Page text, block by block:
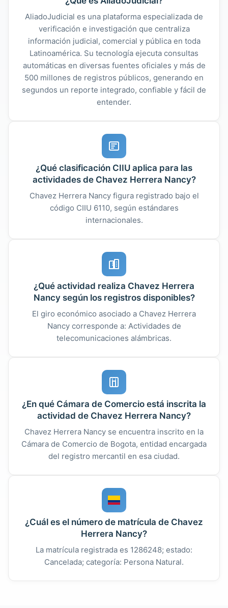
AliadoJudicial es una plataforma especializada de
verificación e investigación que centraliza
información judicial, comercial y pública en toda
Latinoamérica. Su tecnología ejecuta consultas
automáticas en diversas fuentes oficiales y más de
500 millones de registros públicos, generando en
segundos un reporte integrado, confiable y fácil de
entender.
¿Qué clasificación CIIU aplica para las
actividades de Chavez Herrera Nancy?
Chavez Herrera Nancy figura registrado bajo el
código CIIU 6110, según estándares
internacionales.
¿Qué actividad realiza Chavez Herrera
Nancy según los registros disponibles?
El giro económico asociado a Chavez Herrera
Nancy corresponde a: Actividades de
telecomunicaciones alámbricas.
¿En qué Cámara de Comercio está inscrita la
actividad de Chavez Herrera Nancy?
Chavez Herrera Nancy se encuentra inscrito en la
Cámara de Comercio de Bogota, entidad encargada
del registro mercantil en esa ciudad.
¿Cuál es el número de matrícula de Chavez
Herrera Nancy?
La matrícula registrada es 1286248; estado:
Cancelada; categoría: Persona Natural.